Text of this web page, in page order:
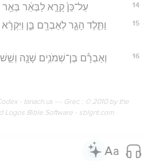
14 עַל־כֵּן֙ קָרָ֣א לַבְּאֵ֔ר בְּאֵ֥ר
15
וַתֵּ֧לֶד הָגָ֛ר לְאַבְרָ֖ם בֵּ֑ן
16
וְאַבְרָ֕ם בֶּן־שְׁמֹנִ֥ים שָׁנָ֖ה
- tanach.us --- Grec : © 2010 by the
Logos Bible Software - sblgnt.com